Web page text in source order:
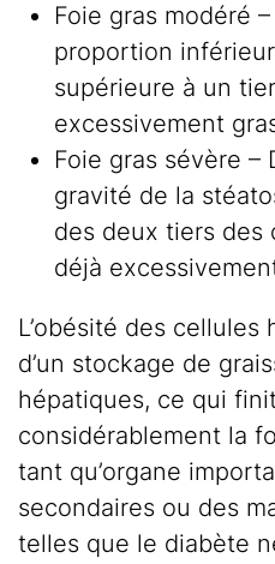
Foie gras modéré
proportion
supérieure à un
excessivement
Foie gras sévère –
gravité de la
des deux tiers des
déjà
L’obésité des
d’un stockage de
hépatiques, ce qui
considérablement la
tant qu’organe
secondaires ou des
telles que le diabète